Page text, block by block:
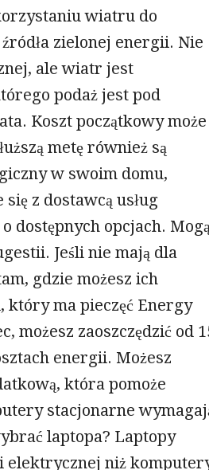
wiatru do
zielonej energii. Nie
ale wiatr jest
podaż jest pod
Koszt początkowy może
metę również są
w swoim domu,
z dostawcą usług
dostępnych opcjach.
Jeśli nie mają dla
gdzie możesz ich
który ma pieczęć Energy
możesz zaoszczędzić od
energii. Możesz
która pomoże
stacjonarne
laptopa? Laptopy
elektrycznej niż